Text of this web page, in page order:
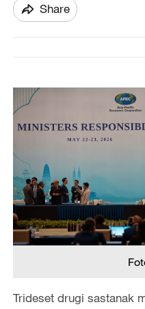
Share
Trideset drugi sastanak